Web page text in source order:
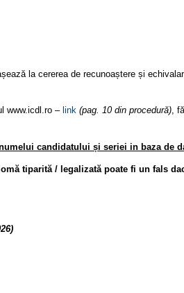
la cererea de recunoaștere și
www.icdl.ro – link (pag. 10 din procedură),
candidatului și seriei in baza de
tiparită / legalizată poate fi un fals